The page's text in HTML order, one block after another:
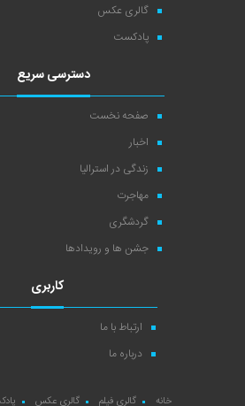
گالری عکس
پادکست
دسترسی سریع
صفحه نخست
اخبار
زندگی در استرالیا
مهاجرت
گردشگری
جشن ها و رویدادها
کاربری
ارتباط با ما
درباره ما
خانه گالری فیلم گالری عکس